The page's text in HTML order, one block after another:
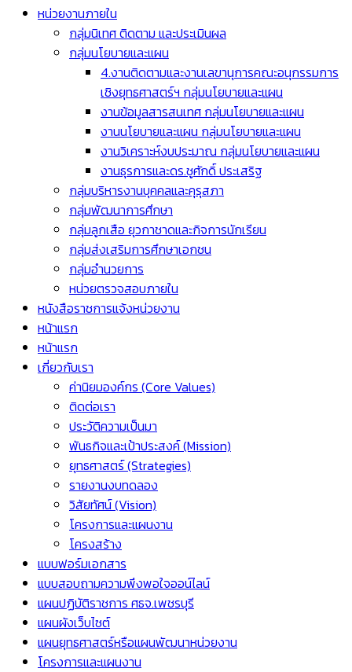
หน่วยงานภายใน
กลุ่มนิเทศ ติดตาม และประเมินผล
กลุ่มนโยบายและแผน
4.งานติดตามและงานเลขานุการคณะอนุกรรมการ
เชิงยุทธศาสตร์ฯ กลุ่มนโยบายและแผน
งานข้อมูลสารสนเทศ กลุ่มนโยบายและแผน
งานนโยบายและแผน กลุ่มนโยบายและแผน
งานวิเคราะห์งบประมาณ กลุ่มนโยบายและแผน
งานธุรการและดร.ชูศักดิ์ ประเสริฐ
กลุ่มบริหารงานบุคคลและคุรุสภา
กลุ่มพัฒนาการศึกษา
กลุ่มลูกเสือ ยุวกาชาดและกิจการนักเรียน
กลุ่มส่งเสริมการศึกษาเอกชน
กลุ่มอำนวยการ
หน่วยตรวจสอบภายใน
หนังสือราชการแจ้งหน่วยงาน
หน้าแรก
หน้าแรก
เกี่ยวกับเรา
ค่านิยมองค์กร (Core Values)
ติดต่อเรา
ประวัติความเป็นมา
พันธกิจและเป้าประสงค์ (Mission)
ยุทธศาสตร์ (Strategies)
รายงานงบทดลอง
วิสัยทัศน์ (Vision)
โครงการและแผนงาน
โครงสร้าง
แบบฟอร์มเอกสาร
แบบสอบถามความพึงพอใจออน์ไลน์
แผนปฏิบัติราชการ ศธจ.เพชรบุรี
แผนผังเว็บไซต์
แผนยุทธศาสตร์หรือแผนพัฒนาหน่วยงาน
โครงการและแผนงาน